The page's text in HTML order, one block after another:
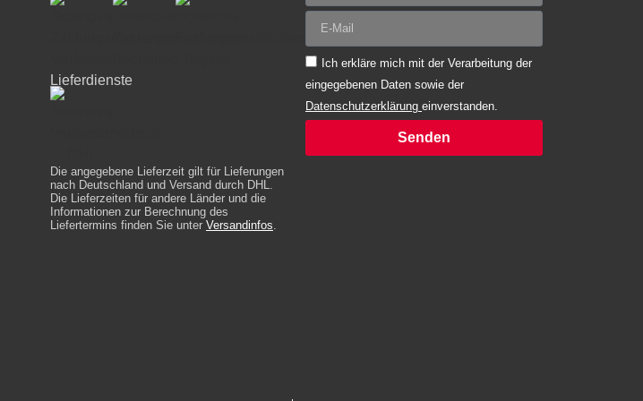
Lieferdienste
Die angegebene Lieferzeit gilt für Lieferungen
nach Deutschland und Versand durch DHL.
Die Lieferzeiten für andere Länder und die
Informationen zur Berechnung des
Liefertermins finden Sie unter Versandinfos.
Ich erkläre mich mit der Verarbeitung der
eingegebenen Daten sowie der
Datenschutzerklärung einverstanden.
Senden